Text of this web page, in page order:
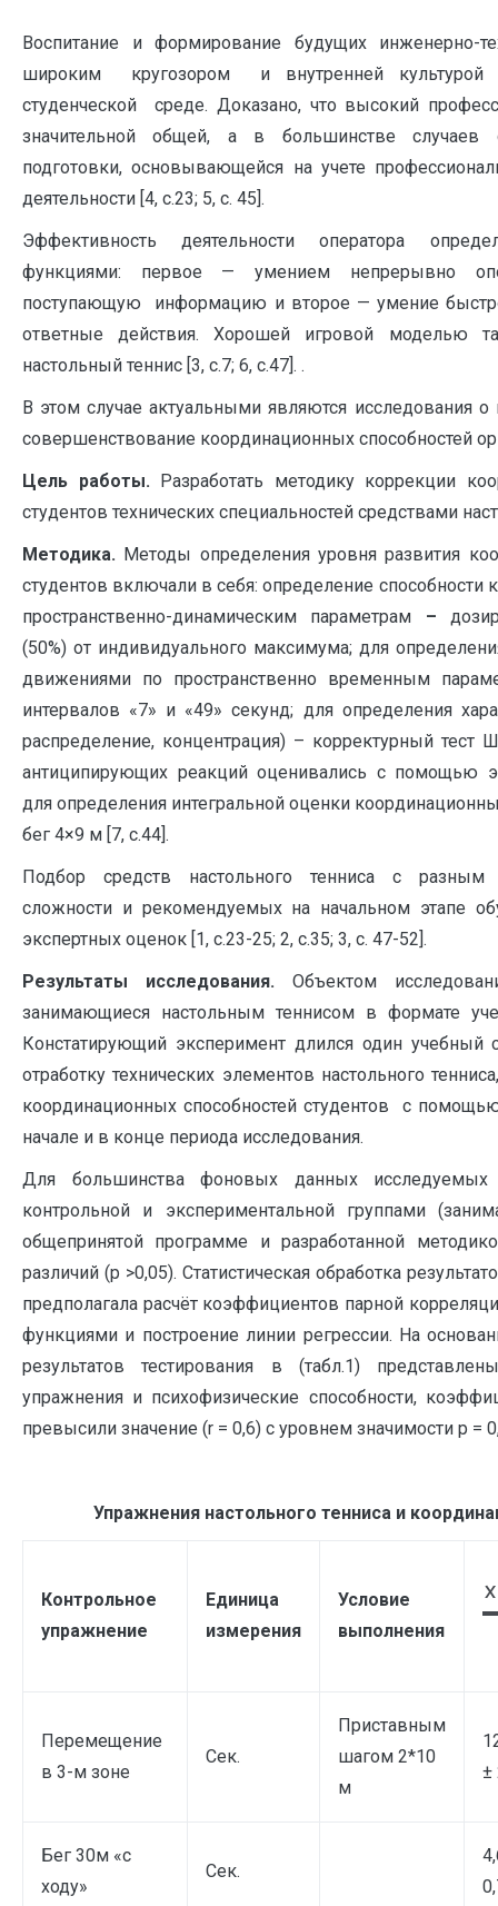
Воспитание и формирование будущих инженерно-
широким кругозором и внутренней культурой
студенческой среде. Доказано, что высокий
значительной общей, а в большинстве случаев
подготовки, основывающейся на учете
деятельности [4, с.23; 5, с. 45].
Эффективность деятельности оператора
функциями: первое — умением непрерывно
поступающую информацию и второе — умение
ответные действия. Хорошей игровой моделью
настольный теннис [3, с.7; 6, с.47]. .
В этом случае актуальными являются исследования
совершенствование координационных способностей
Цель работы. Разработать методику коррекции
студентов технических специальностей средствами
Методика. Методы определения уровня развития
студентов включали в себя: определение
пространственно-динамическим параметрам –
(50%) от индивидуального максимума; для
движениями по пространственно временным
интервалов «7» и «49» секунд; для определения
распределение, концентрация) – корректурный тест
антиципирующих реакций оценивались с помощью
для определения интегральной оценки
бег 4×9 м [7, с.44].
Подбор средств настольного тенниса с разным
сложности и рекомендуемых на начальном этапе
экспертных оценок [1, с.23-25; 2, с.35; 3, с. 47-52].
Результаты исследования. Объектом
занимающиеся настольным теннисом в формате
Констатирующий эксперимент длился один
отработку технических элементов настольного
координационных способностей студентов с
начале и в конце периода исследования.
Для большинства фоновых данных
контрольной и экспериментальной группами
общепринятой программе и разработанной
различий (р >0,05). Статистическая обработка
предполагала расчёт коэффициентов парной
функциями и построение линии регрессии. На
результатов тестирования в (табл.1)
упражнения и психофизические способности,
превысили значение (r = 0,6) с уровнем значимости р =
Упражнения настольного тенниса и
Контрольное
упражнение
Единица
измерения
Условие
выполнения
Перемещение
в 3-м зоне
Сек.
Приставным
шагом 2*10
м
±
Бег 30м «с
ходу»
Сек.